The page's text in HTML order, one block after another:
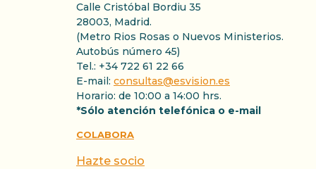
Calle Cristóbal Bordiu 35
28003, Madrid.
(Metro Rios Rosas o Nuevos Ministerios.
Autobús número 45)
Tel.: +34 722 61 22 66
E-mail: consultas@esvision.es
Horario: de 10:00 a 14:00 hrs.
*Sólo atención telefónica o e-mail
COLABORA
Hazte socio